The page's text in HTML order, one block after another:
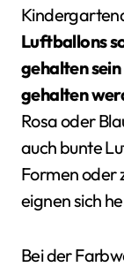
Luftballons
gehalten
gehalten
Rosa oder
auch bunte
Formen oder
eignen sich
Bei der